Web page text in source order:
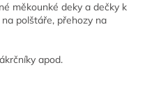
měkounké deky a dečky k
polštáře, přehozy na
apod.